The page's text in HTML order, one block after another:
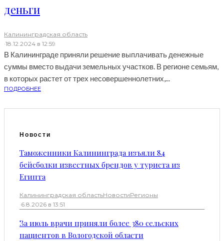
деньги
Калининградская область
·18.12.2024 в 12:59
В Калининграде приняли решение выплачивать денежные
суммы вместо выдачи земельных участков. В регионе семьям,
в которых растет от трех несовершеннолетних,...
ПОДРОБНЕЕ
Новости
Таможенники Калининграда изъяли 84
бейсболки известных брендов у туриста из
Египта
Калининградская областьНовостиРегионы
·6.8.2026 в 13:51
За июль врачи приняли более 380 сельских
пациентов в Вологодской области